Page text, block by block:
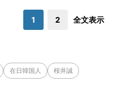
1 2 全文表示
在日韓国人 桜井誠